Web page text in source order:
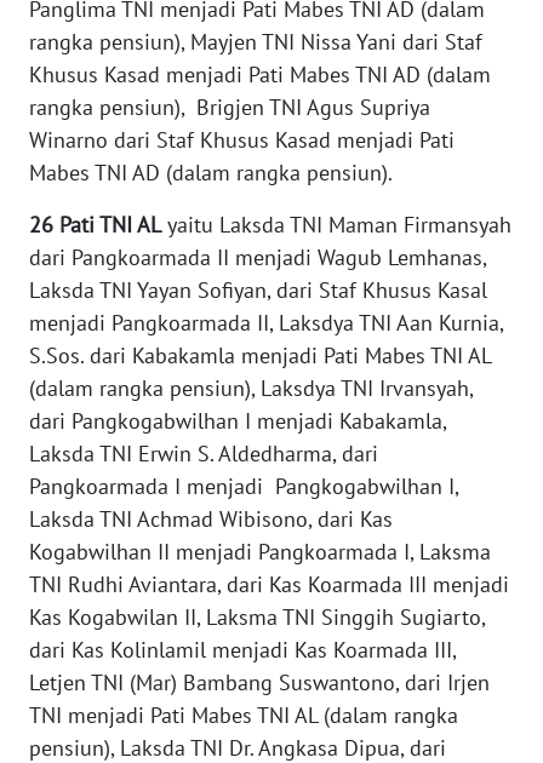
Panglima TNI menjadi Pati Mabes TNI AD (dalam
rangka pensiun), Mayjen TNI Nissa Yani dari Staf
Khusus Kasad menjadi Pati Mabes TNI AD (dalam
rangka pensiun), Brigjen TNI Agus Supriya
Winarno dari Staf Khusus Kasad menjadi Pati
Mabes TNI AD (dalam rangka pensiun).
26 Pati TNI ALyaitu Laksda TNI Maman Firmansyah
dari Pangkoarmada II menjadi Wagub Lemhanas,
Laksda TNI Yayan Sofiyan, dari Staf Khusus Kasal
menjadi Pangkoarmada II, Laksdya TNI Aan Kurnia,
S.Sos. dari Kabakamla menjadi Pati Mabes TNI AL
(dalam rangka pensiun), Laksdya TNI Irvansyah,
dari Pangkogabwilhan I menjadi Kabakamla,
Laksda TNI Erwin S. Aldedharma, dari
Pangkoarmada I menjadi Pangkogabwilhan I,
Laksda TNI Achmad Wibisono, dari Kas
Kogabwilhan II menjadi Pangkoarmada I, Laksma
TNI Rudhi Aviantara, dari Kas Koarmada III menjadi
Kas Kogabwilan II, Laksma TNI Singgih Sugiarto,
dari Kas Kolinlamil menjadi Kas Koarmada III,
Letjen TNI (Mar) Bambang Suswantono, dari Irjen
TNI menjadi Pati Mabes TNI AL (dalam rangka
pensiun), Laksda TNI Dr. Angkasa Dipua, dari
WN
LANGKAT
WN
TAPANULI
SELATAN
WN
TANJUNG
LESUNG
WN
KARO
WN
SIMALUNGUN
WN
LABUHANBATU
WN
TAPANULI
TENGAH
WN DELI
SERDANG